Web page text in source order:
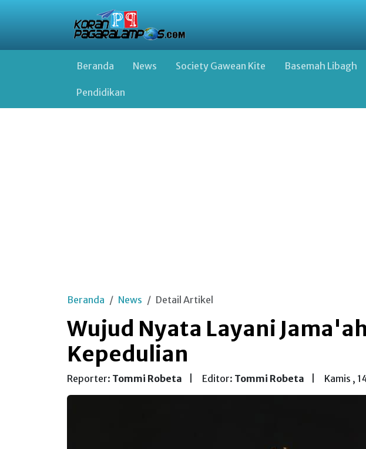
Beranda News Society Gawean Kite Basemah Libagh
Pendidikan
Beranda News Detail Artikel
Wujud Nyata Layani
Kepedulian
Reporter: Tommi Robeta Editor: Tommi Robeta Kamis ,